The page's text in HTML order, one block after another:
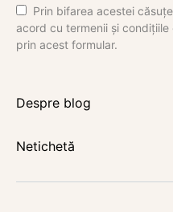
Prin bifarea acestei
acord cu termenii și
prin acest formular.
Despre blog
Netichetă